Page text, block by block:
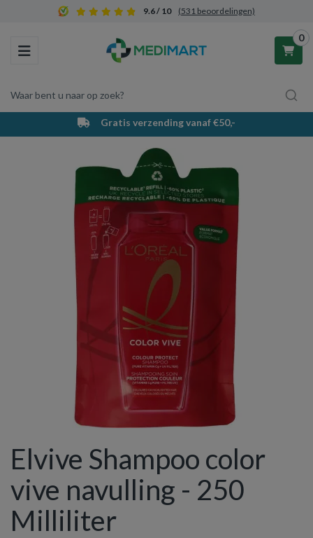
9.6 / 10 (531 beoordelingen)
Toggle navigation
Waar bent u naar op zoek?
0
Winkelwagen
Uw winkelwagen is leeg.
Vul hem met producten.
Gratis verzending vanaf €50,-
Elvive Shampoo color
vive navulling - 250
Milliliter